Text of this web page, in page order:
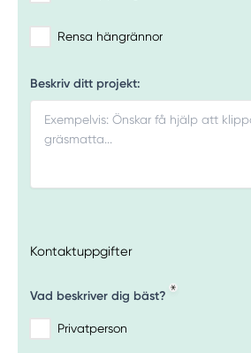
Rensa hängrännor
Beskriv ditt projekt:
Kontaktuppgifter
Vad beskriver dig bäst?
Privatperson